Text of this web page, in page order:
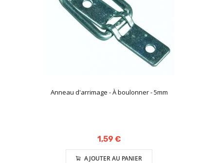
Anneau d'arrimage - À boulonner - 5mm
1,59 €
AJOUTER AU PANIER